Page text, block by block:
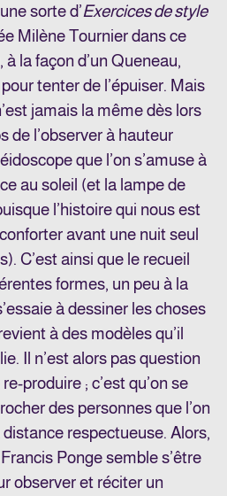
sorte d’Exercices de style
Milène Tournier dans ce
la façon d’un Queneau,
tenter de l’épuiser. Mais
jamais la même dès lors
de l’observer à hauteur
que l’on s’amuse à
au soleil (et la lampe de
l’histoire qui nous est
avant une nuit seul
C’est ainsi que le recueil
formes, un peu à la
à dessiner les choses
à des modèles qu’il
Il n’est alors pas question
produire ; c’est qu’on se
des personnes que l’on
respectueuse. Alors,
Ponge semble s’être
observer et réciter un